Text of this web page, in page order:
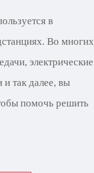
в
Во многих
электрические
и так далее, вы
помочь решить